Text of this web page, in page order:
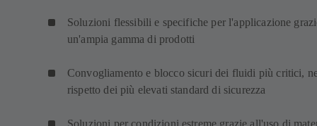
Soluzioni flessibili e specifiche per l'applicazione
un'ampia gamma di prodotti
Convogliamento e blocco sicuri dei fluidi più critici,
rispetto dei più elevati standard di sicurezza
Soluzioni per condizioni estreme grazie all'uso di